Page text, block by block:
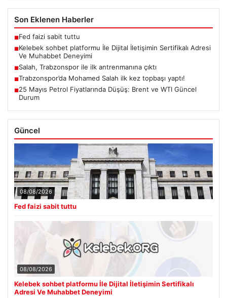
Son Eklenen Haberler
■Fed faizi sabit tuttu
■Kelebek sohbet platformu İle Dijital İletişimin Sertifikalı Adresi
Ve Muhabbet Deneyimi
■Salah, Trabzonspor ile ilk antrenmanına çıktı
■Trabzonspor’da Mohamed Salah ilk kez topbaşı yaptı!
■25 Mayıs Petrol Fiyatlarında Düşüş: Brent ve WTI Güncel
Durum
Güncel
08/08/2026
Fed faizi sabit tuttu
08/08/2026
Kelebek sohbet platformu İle Dijital İletişimin Sertifikalı
Adresi Ve Muhabbet Deneyimi